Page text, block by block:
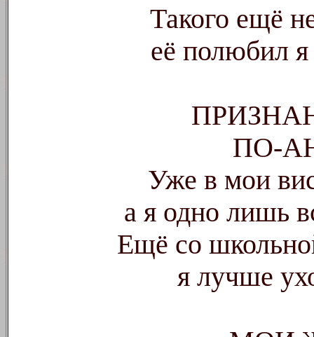
Такого ещё
её полюбил я
ПО-
Уже в мои
а я одно лишь
Ещё со
я лучше